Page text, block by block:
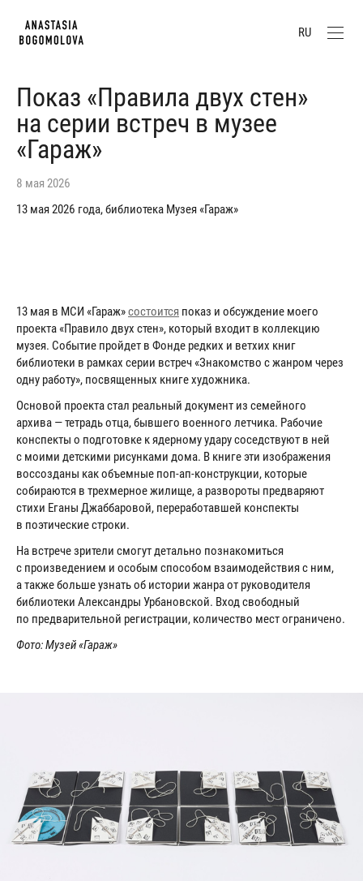
RU
Показ «Правила двух стен»
на серии встреч в музее
«Гараж»
8 мая 2026
13 мая 2026 года, библиотека Музея «Гараж»
13 мая в МСИ «Гараж»состоится показ и обсуждение моего
проекта «Правило двух стен», который входит в коллекцию
музея. Событие пройдет в Фонде редких и ветхих книг
библиотеки в рамках серии встреч «Знакомство с жанром через
одну работу», посвященных книге художника.
Основой проекта стал реальный документ из семейного
архива — тетрадь отца, бывшего военного летчика. Рабочие
конспекты о подготовке к ядерному удару соседствуют в ней
с моими детскими рисунками дома. В книге эти изображения
воссозданы как объемные поп-ап-конструкции, которые
собираются в трехмерное жилище, а развороты предваряют
стихи Еганы Джаббаровой, переработавшей конспекты
в поэтические строки.
На встрече зрители смогут детально познакомиться
с произведением и особым способом взаимодействия с ним,
а также больше узнать об истории жанра от руководителя
библиотеки Александры Урбановской. Вход свободный
по предварительной регистрации, количество мест ограничено.
Фото: Музей «Гараж»